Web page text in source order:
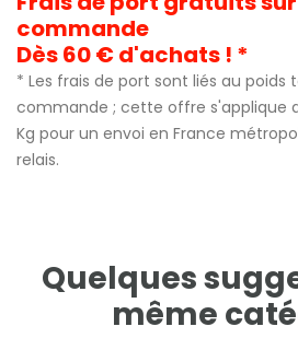
commande
Dès 60 € d'achats ! *
* Les frais de port sont liés au poids
commande ; cette offre s'applique
Kg pour un envoi en France
relais.
Quelques
même